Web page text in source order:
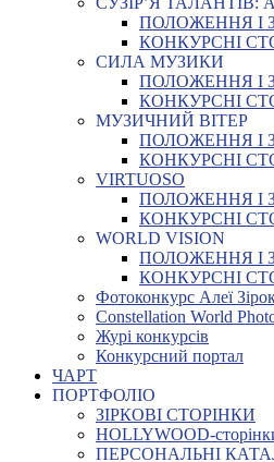
ПОЛОЖЕННЯ І
КОНКУРСНІ
СИЛА МУЗИКИ
ПОЛОЖЕННЯ І
КОНКУРСНІ
МУЗИЧНИЙ ВІТЕР
ПОЛОЖЕННЯ І
КОНКУРСНІ
VIRTUOSO
ПОЛОЖЕННЯ І
КОНКУРСНІ
WORLD VISION
ПОЛОЖЕННЯ І
КОНКУРСНІ
Фотоконкурс Алеї
Constellation World
Журі конкурсів
Конкурсний портал
ЧАРТ
ПОРТФОЛІО
ЗІРКОВІ СТОРІНКИ
HOLLYWOOD-
ПЕРСОНАЛЬНІ